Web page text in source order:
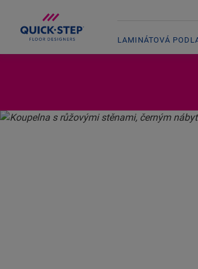
LAMINÁTOVÁ
PŘÍBĚHY QUICK-STEP SLUNEČNÍMI ODSTÍNY